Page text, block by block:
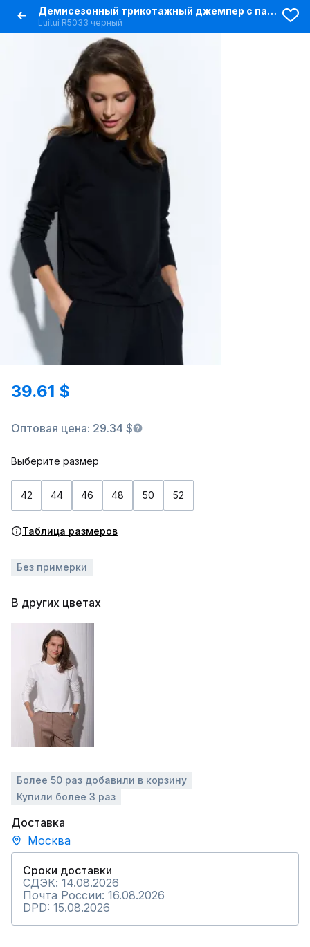
Демисезонный трикотажный джемпер с пайетками и разрезами
Luitui R5033 черный
39.61 $
Оптовая цена: 29.34 $
Выберите размер
42 44 46 48 50 52
Таблица размеров
Без примерки
В других цветах
Более 50 раз добавили в корзину
Купили более 3 раз
Доставка
Москва
Сроки доставки
СДЭК: 14.08.2026
Почта России: 16.08.2026
DPD: 15.08.2026